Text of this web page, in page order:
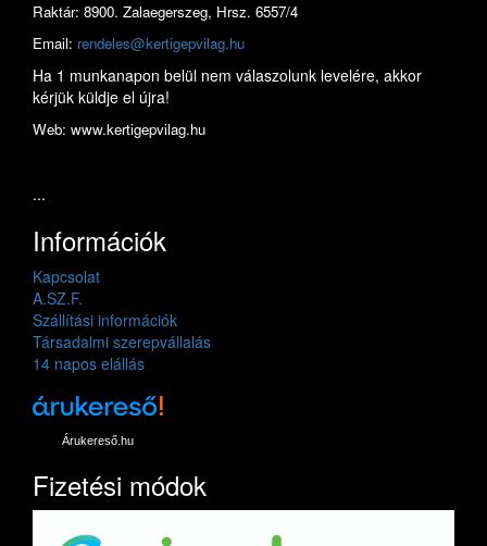
Raktár: 8900. Zalaegerszeg, Hrsz. 6557/4
Email: rendeles@kertigepvilag.hu
Ha 1 munkanapon belül nem válaszolunk levelére, akkor
kérjük küldje el újra!
Web: www.kertigepvilag.hu
...
Információk
Kapcsolat
A.SZ.F.
Szállítási információk
Társadalmi szerepvállalás
14 napos elállás
Árukereső.hu
Fizetési módok